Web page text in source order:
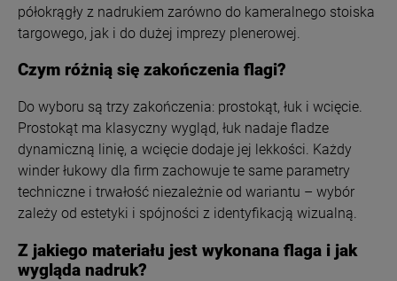
półokrągły z nadrukiem zarówno do kameralnego stoiska
targowego, jak i do dużej imprezy plenerowej.
Czym różnią się zakończenia flagi?
Do wyboru są trzy zakończenia: prostokąt, łuk i wcięcie.
Prostokąt ma klasyczny wygląd, łuk nadaje fladze
dynamiczną linię, a wcięcie dodaje jej lekkości. Każdy
winder łukowy dla firm zachowuje te same parametry
techniczne i trwałość niezależnie od wariantu – wybór
zależy od estetyki i spójności z identyfikacją wizualną.
Z jakiego materiału jest wykonana flaga i jak
wygląda nadruk?